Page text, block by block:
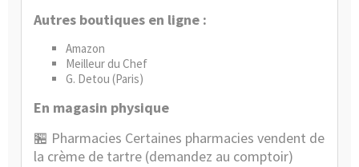
Autres boutiques en ligne :
Amazon
Meilleur du Chef
G. Detou (Paris)
En magasin physique
🏪 Pharmacies Certaines pharmacies vendent de
la crème de tartre (demandez au comptoir)